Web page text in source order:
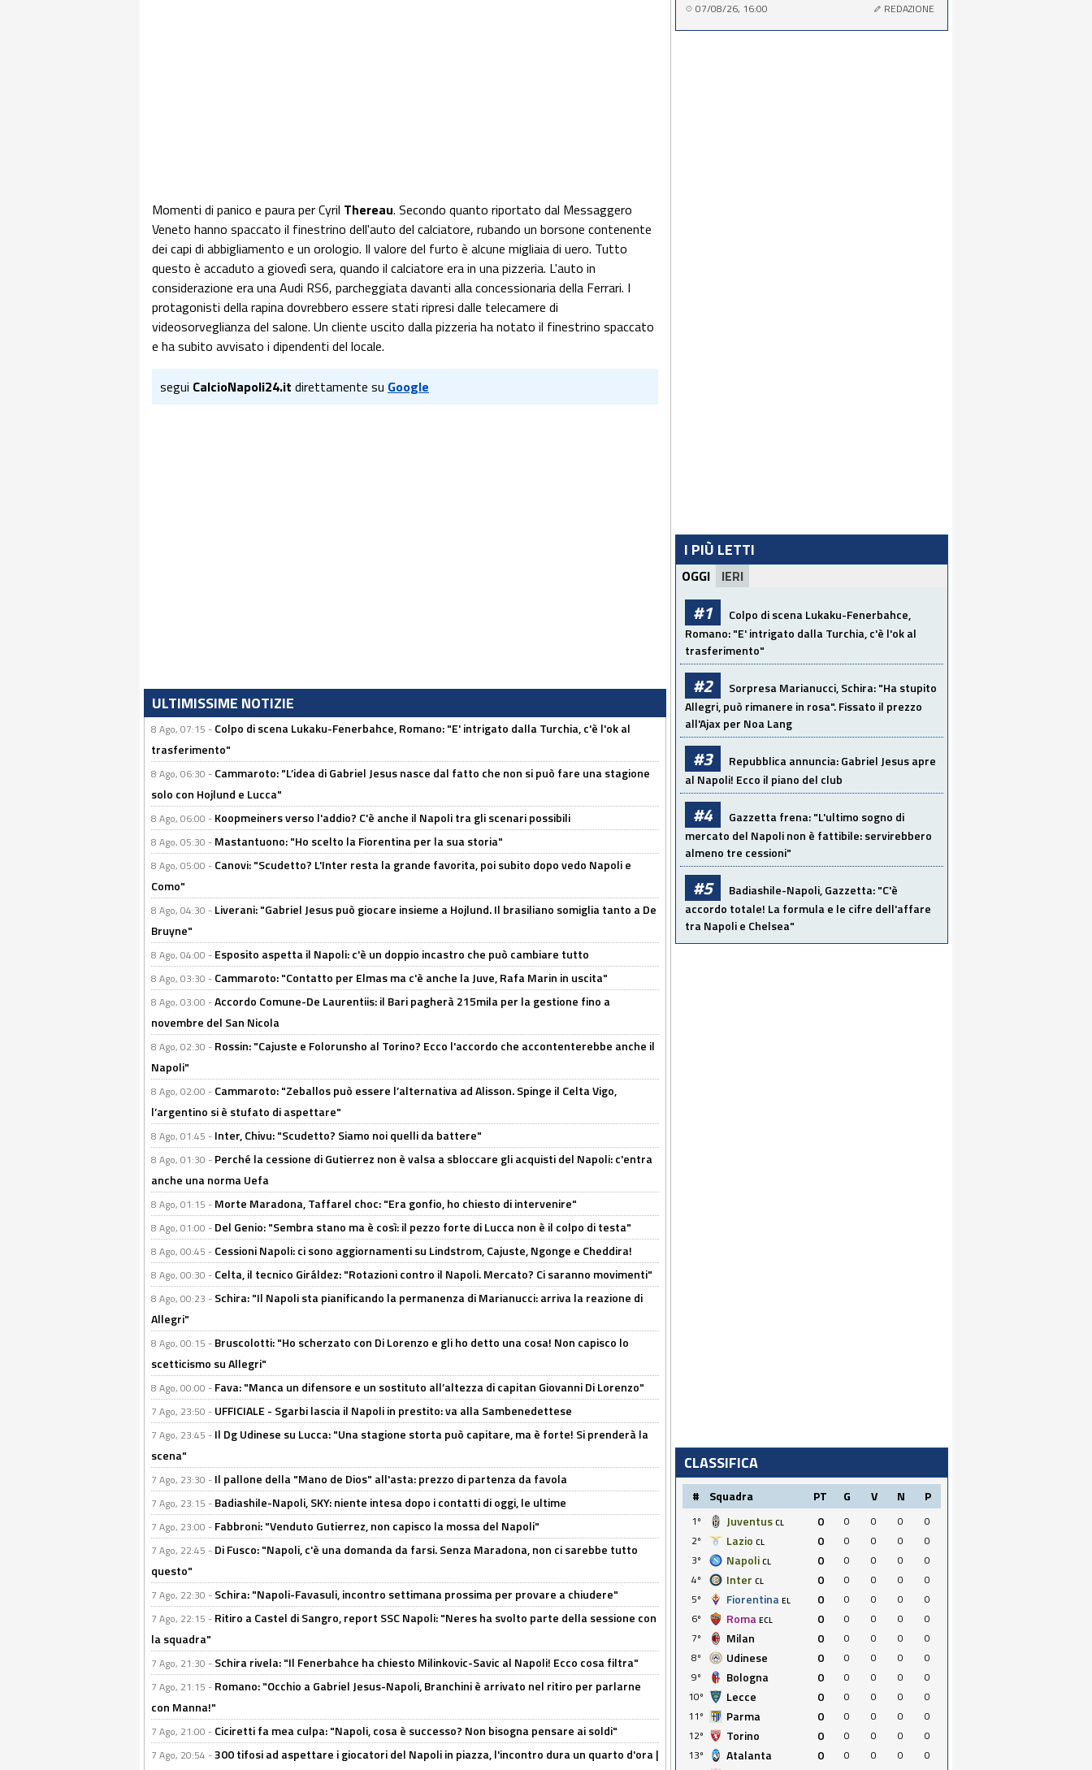
Momenti di panico e paura per Cyril Thereau. Secondo quanto riportato dal Messaggero
Veneto hanno spaccato il finestrino dell'auto del calciatore, rubando un borsone contenente
dei capi di abbigliamento e un orologio. Il valore del furto è alcune migliaia di uero. Tutto
questo è accaduto a giovedì sera, quando il calciatore era in una pizzeria. L'auto in
considerazione era una Audi RS6, parcheggiata davanti alla concessionaria della Ferrari. I
protagonisti della rapina dovrebbero essere stati ripresi dalle telecamere di
videosorveglianza del salone. Un cliente uscito dalla pizzeria ha notato il finestrino spaccato
e ha subito avvisato i dipendenti del locale.
segui CalcioNapoli24.it direttamente su Google
ULTIMISSIME NOTIZIE
8 Ago, 07:15 - Colpo di scena Lukaku-Fenerbahce, Romano: "E' intrigato dalla Turchia, c'è l'ok al
trasferimento"
8 Ago, 06:30 - Cammaroto: "L’idea di Gabriel Jesus nasce dal fatto che non si può fare una stagione
solo con Hojlund e Lucca"
8 Ago, 06:00 - Koopmeiners verso l'addio? C'è anche il Napoli tra gli scenari possibili
8 Ago, 05:30 - Mastantuono: "Ho scelto la Fiorentina per la sua storia"
8 Ago, 05:00 - Canovi: "Scudetto? L'Inter resta la grande favorita, poi subito dopo vedo Napoli e
Como"
8 Ago, 04:30 - Liverani: "Gabriel Jesus può giocare insieme a Hojlund. Il brasiliano somiglia tanto a De
Bruyne"
8 Ago, 04:00 - Esposito aspetta il Napoli: c'è un doppio incastro che può cambiare tutto
8 Ago, 03:30 - Cammaroto: "Contatto per Elmas ma c'è anche la Juve, Rafa Marin in uscita"
8 Ago, 03:00 -Accordo Comune-De Laurentiis: il Bari pagherà 215mila per la gestione fino a
novembre del San Nicola
8 Ago, 02:30 - Rossin: "Cajuste e Folorunsho al Torino? Ecco l'accordo che accontenterebbe anche il
Napoli"
8 Ago, 02:00 - Cammaroto: "Zeballos può essere l’alternativa ad Alisson. Spinge il Celta Vigo,
l’argentino si è stufato di aspettare"
8 Ago, 01:45 - Inter, Chivu: "Scudetto? Siamo noi quelli da battere"
8 Ago, 01:30 - Perché la cessione di Gutierrez non è valsa a sbloccare gli acquisti del Napoli: c'entra
anche una norma Uefa
8 Ago, 01:15 - Morte Maradona, Taffarel choc: "Era gonfio, ho chiesto di intervenire"
8 Ago, 01:00 - Del Genio: "Sembra stano ma è così: il pezzo forte di Lucca non è il colpo di testa"
8 Ago, 00:45 - Cessioni Napoli: ci sono aggiornamenti su Lindstrom, Cajuste, Ngonge e Cheddira!
8 Ago, 00:30 - Celta, il tecnico Giráldez: "Rotazioni contro il Napoli. Mercato? Ci saranno movimenti"
8 Ago, 00:23 - Schira: "Il Napoli sta pianificando la permanenza di Marianucci: arriva la reazione di
Allegri"
8 Ago, 00:15 - Bruscolotti: "Ho scherzato con Di Lorenzo e gli ho detto una cosa! Non capisco lo
scetticismo su Allegri"
8 Ago, 00:00 - Fava: "Manca un difensore e un sostituto all’altezza di capitan Giovanni Di Lorenzo"
7 Ago, 23:50 - UFFICIALE - Sgarbi lascia il Napoli in prestito: va alla Sambenedettese
7 Ago, 23:45 - Il Dg Udinese su Lucca: "Una stagione storta può capitare, ma è forte! Si prenderà la
scena"
7 Ago, 23:30 - Il pallone della "Mano de Dios" all'asta: prezzo di partenza da favola
7 Ago, 23:15 - Badiashile-Napoli, SKY: niente intesa dopo i contatti di oggi, le ultime
7 Ago, 23:00 - Fabbroni: "Venduto Gutierrez, non capisco la mossa del Napoli"
7 Ago, 22:45 - Di Fusco: "Napoli, c'è una domanda da farsi. Senza Maradona, non ci sarebbe tutto
questo"
7 Ago, 22:30 - Schira: "Napoli-Favasuli, incontro settimana prossima per provare a chiudere"
7 Ago, 22:15 - Ritiro a Castel di Sangro, report SSC Napoli: "Neres ha svolto parte della sessione con
la squadra"
7 Ago, 21:30 - Schira rivela: "Il Fenerbahce ha chiesto Milinkovic-Savic al Napoli! Ecco cosa filtra"
7 Ago, 21:15 - Romano: "Occhio a Gabriel Jesus-Napoli, Branchini è arrivato nel ritiro per parlarne
con Manna!"
7 Ago, 21:00 - Ciciretti fa mea culpa: "Napoli, cosa è successo? Non bisogna pensare ai soldi"
7 Ago, 20:54 -300 tifosi ad aspettare i giocatori del Napoli in piazza, l'incontro dura un quarto d'ora |
07/08/26, 16:00 REDAZIONE
I PIÙ LETTI
OGGI IERI
#1
Colpo di scena Lukaku-Fenerbahce,
Romano: "E' intrigato dalla Turchia, c'è l'ok al
trasferimento"
#2
Sorpresa Marianucci, Schira: "Ha stupito
Allegri, può rimanere in rosa". Fissato il prezzo
all'Ajax per Noa Lang
#3
Repubblica annuncia: Gabriel Jesus apre
al Napoli! Ecco il piano del club
#4
Gazzetta frena: "L'ultimo sogno di
mercato del Napoli non è fattibile: servirebbero
almeno tre cessioni"
#5
Badiashile-Napoli, Gazzetta: "C'è
accordo totale! La formula e le cifre dell'affare
tra Napoli e Chelsea"
CLASSIFICA
# Squadra PT G V N P
1º Juventus CL 0 0 0 0
0
2º
Lazio CL 0 0 0 0
0
3º
Napoli CL 0 0 0 0
0
4º
Inter CL 0 0 0 0
0
5º
Fiorentina EL 0 0 0 0
0
6º
Roma ECL 0 0 0 0
0
7º
Milan 0 0 0 0
0
8º
Udinese 0 0 0 0
0
9º
Bologna 0 0 0 0
0
10º
Lecce 0 0 0 0
0
11º
Parma 0 0 0 0
0
12º
Torino 0 0 0 0
0
13º
Atalanta 0 0 0 0
0